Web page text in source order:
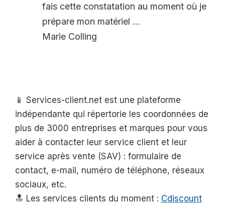
fais cette constatation au moment où je
prépare mon matériel …
Marie Colling
📱 Services-client.net est une plateforme
indépendante qui répertorie les coordonnées de
plus de 3000 entreprises et marques pour vous
aider à contacter leur service client et leur
service après vente (SAV) : formulaire de
contact, e-mail, numéro de téléphone, réseaux
sociaux, etc.
🔝 Les services clients du moment : Cdiscount